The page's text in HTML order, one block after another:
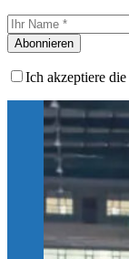
Abonnieren
Ich akzeptiere die